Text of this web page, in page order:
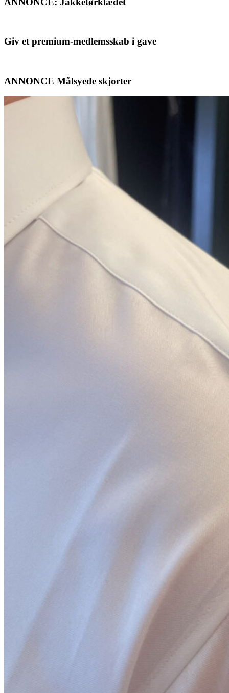
Giv et premium-medlemsskab i gave
ANNONCE Målsyede skjorter